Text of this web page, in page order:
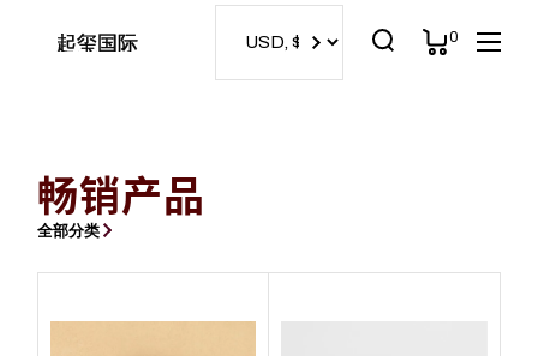
起玺国际 0
畅销产品
全部分类